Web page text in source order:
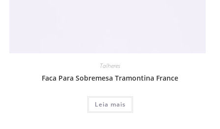
Talheres
Faca Para Sobremesa Tramontina France
Leia mais